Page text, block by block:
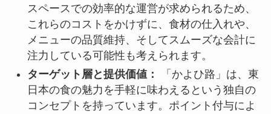
スペースでの効率的な運営が求められるため、
これらのコストをかけずに、食材の仕入れや、
メニューの品質維持、そしてスムーズな会計に
注力している可能性も考えられます。
ターゲット層と提供価値：
「かよひ路」は、東
日本の食の魅力を手軽に味わえるという独自の
コンセプトを持っています。ポイント付与によ